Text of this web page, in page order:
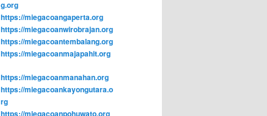
g.org
https://miegacoangaperta.org
https://miegacoanwirobrajan.org
https://miegacoantembalang.org
https://miegacoanmajapahit.org
https://miegacoanmanahan.org
https://miegacoankayongutara.o
rg